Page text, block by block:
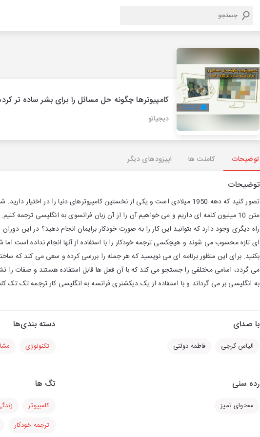
کامپیوترها چگونه حل مسائل را برای بشر ساده تر
دیجیاتو
توضیحات کامنت ها اپیزودهای دیگر
توضیحات
تصور کنید که دهه 1950 میلادی است و یکی از نخستین کامپیوترهای دنیا را در
متن 10 میلیون کلمه ای داریم و می خواهیم آن را از آن زبان فرانسوی به انگلیسی ترجمه
ای تازه محسوب می شوند و هیچکسی ترجمه خودکار را با استفاده از آنها انجام نداده است اما
بکنید. برای این منظور برنامه ای می نویسید که هر جمله را بررسی کرده و سعی می کند که
می گردد، اسامی مختلفی را جستجو می کند که با آن فعل ها قابل استفاده هستند و صفات را
به انگلیسی بر می گرداند و با استفاده از یک دیکشنری فرانسه به انگلیسی کار ترجمه تک تک
با صدای
الیاس گرجی فاطمه دولتی
دسته بندی‌ها
تکنولوژی
رده سنی
محتوای تمیز
تگ ها
کامپیوتر
ترجمه خودکار